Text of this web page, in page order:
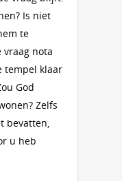
Is niet
te
vraag nota
tempel klaar
God
Zelfs
bevatten,
u heb